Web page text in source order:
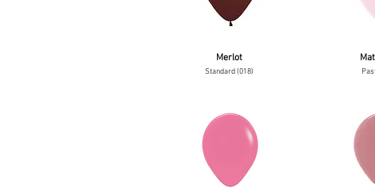
Merlot
Standard (018)